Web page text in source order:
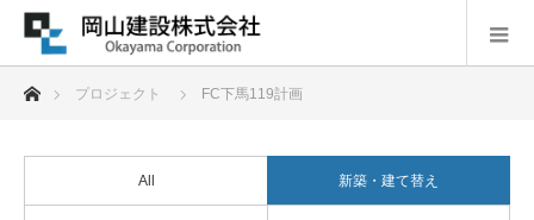
ホームプロジェクト FC下馬119計画
All 新築・建て替え